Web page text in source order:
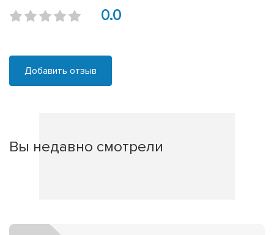
0.0
Добавить отзыв
Вы недавно смотрели